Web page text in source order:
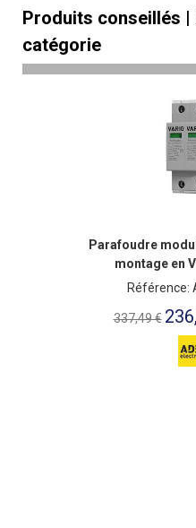
Produits conseillés |
catégorie
Parafoudre
montage en
Référence:
337,49 €